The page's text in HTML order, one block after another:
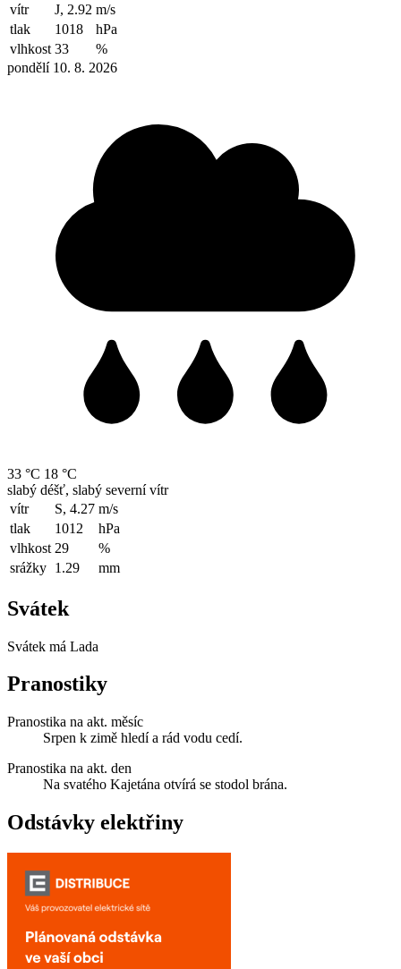
vítr J, 2.92 m/s
tlak
1018
hPa
vlhkost 33
%
pondělí 10. 8. 2026
33 °C 18 °C
slabý déšť, slabý severní vítr
vítr
S, 4.27 m/s
tlak
1012
hPa
vlhkost 29
%
srážky 1.29 mm
Svátek
Svátek má Lada
Pranostiky
Pranostika na akt. měsíc
Srpen k zimě hledí a rád vodu cedí.
Pranostika na akt. den
Na svatého Kajetána otvírá se stodol brána.
Odstávky elektřiny